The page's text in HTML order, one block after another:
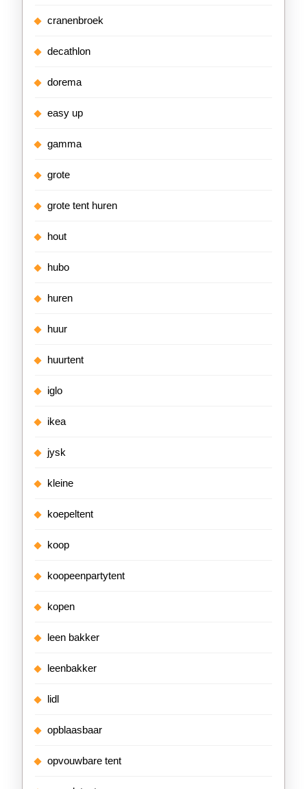
cranenbroek
decathlon
dorema
easy up
gamma
grote
grote tent huren
hout
hubo
huren
huur
huurtent
iglo
ikea
jysk
kleine
koepeltent
koop
koopeenpartytent
kopen
leen bakker
leenbakker
lidl
opblaasbaar
opvouwbare tent